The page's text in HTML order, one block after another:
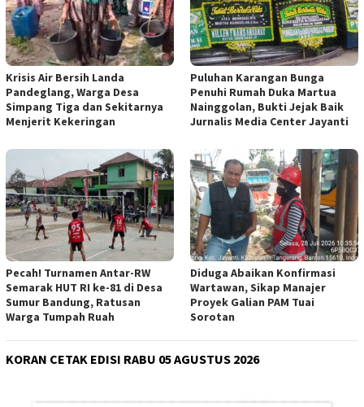
Krisis Air Bersih Landa
Pandeglang, Warga Desa
Simpang Tiga dan Sekitarnya
Menjerit Kekeringan
Puluhan Karangan Bunga
Penuhi Rumah Duka Martua
Nainggolan, Bukti Jejak Baik
Jurnalis Media Center Jayanti
Pecah! Turnamen Antar-RW
Semarak HUT RI ke-81 di Desa
Sumur Bandung, Ratusan
Warga Tumpah Ruah
Diduga Abaikan Konfirmasi
Wartawan, Sikap Manajer
Proyek Galian PAM Tuai
Sorotan
KORAN CETAK EDISI RABU 05 AGUSTUS 2026